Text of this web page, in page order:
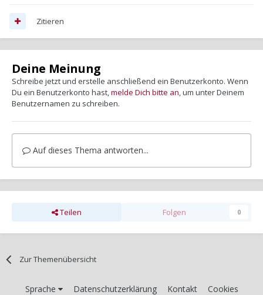
Zitieren
Deine Meinung
Schreibe jetzt und erstelle anschließend ein Benutzerkonto. Wenn
Du ein Benutzerkonto hast, melde Dich bitte an , um unter Deinem
Benutzernamen zu schreiben.
Auf dieses Thema antworten...
Teilen Folgen 0
Zur Themenübersicht
Sprache Datenschutzerklärung Kontakt Cookies